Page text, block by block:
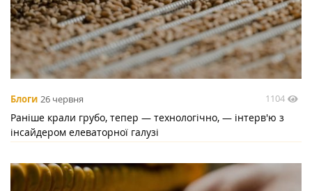
Блоги 26 червня 1104
Раніше крали грубо, тепер — технологічно, — інтерв'ю з
інсайдером елеваторної галузі